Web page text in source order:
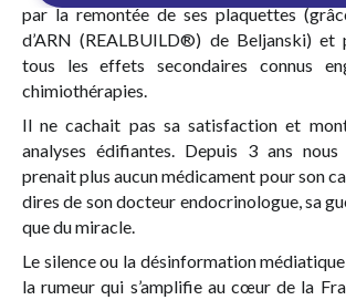
par la remontée de ses plaquettes
d’ARN(REALBUILD®) de Beljanski) et
tous les effets secondaires connus
chimiothérapies.
Il ne cachait pas sa satisfaction et
analyses édifiantes. Depuis 3 ans nous
prenait plus aucun médicament pour son
dires de son docteur endocrinologue, sa
que du miracle.
Le silence ou la désinformation
la rumeur qui s’amplifie au cœur de la